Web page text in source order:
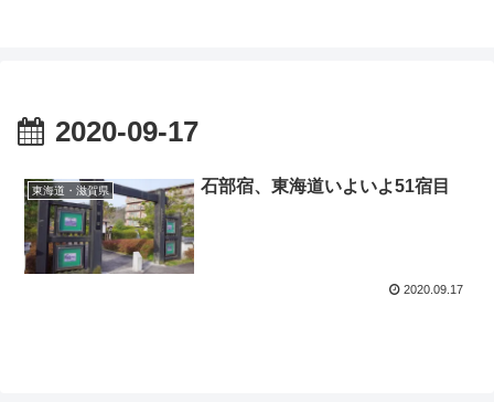
2020-09-17
東海道・滋賀県 石部宿、東海道いよいよ51宿目
2020.09.17